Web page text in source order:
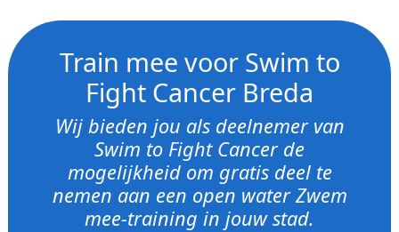
Train mee voor Swim to
Fight Cancer Breda
Wij bieden jou als deelnemer van
Swim to Fight Cancer de
mogelijkheid om gratis deel te
nemen aan een open water Zwem
mee-training in jouw stad.